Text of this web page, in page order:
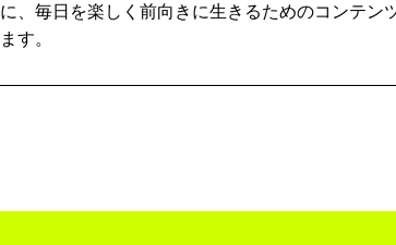
に、毎日を楽しく前向きに生きるためのコンテン
ます。